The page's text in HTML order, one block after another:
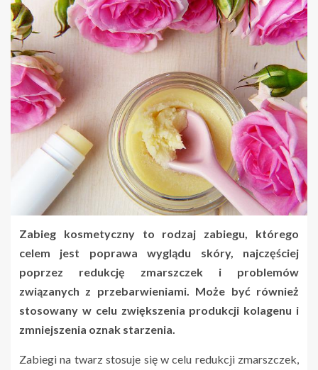
Zabieg kosmetyczny to rodzaj zabiegu, którego
celem jest poprawa wyglądu skóry, najczęściej
poprzez redukcję zmarszczek i problemów
związanych z przebarwieniami. Może być również
stosowany w celu zwiększenia produkcji kolagenu i
zmniejszenia oznak starzenia.
Zabiegi na twarz stosuje się w celu redukcji zmarszczek,